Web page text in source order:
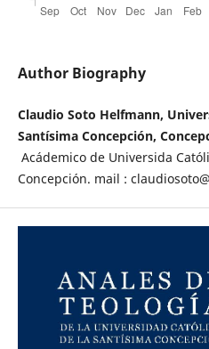
Author Biography
Claudio Soto Helfmann,
Santísima Concepción,
Acádemico de Universida
Concepción. mail :